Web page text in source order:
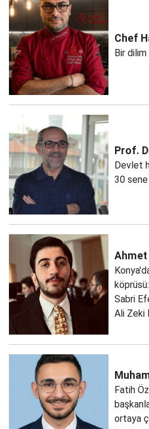
Chef
Bir
Prof.
Devlet
30
Ahmet
Sabri
Ali Zeki
Fatih
ortaya